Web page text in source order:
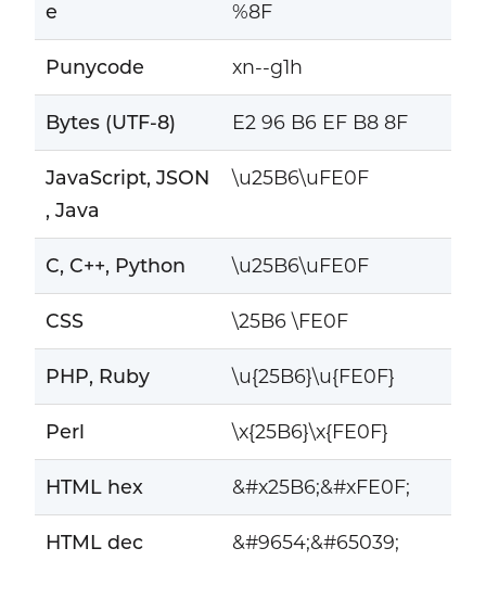
e %8F
Punycode xn--g1h
Bytes (UTF-8) E2 96 B6 EF B8 8F
JavaScript, JSON
, Java
\u25B6\uFE0F
C, C++, Python \u25B6\uFE0F
CSS \25B6 \FE0F
PHP, Ruby \u{25B6}\u{FE0F}
Perl \x{25B6}\x{FE0F}
HTML hex &#x25B6;&#xFE0F;
HTML dec &#9654;&#65039;